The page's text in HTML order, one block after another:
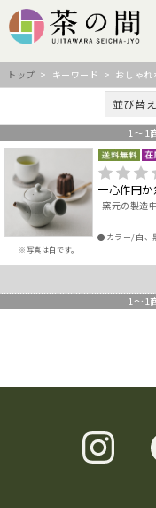
トップ > キーワード > おしゃれ
並び替え
1 ～ 1
※写真は白です。
一心作円か
窯元の製造
●カラー/白、
1 ～ 1